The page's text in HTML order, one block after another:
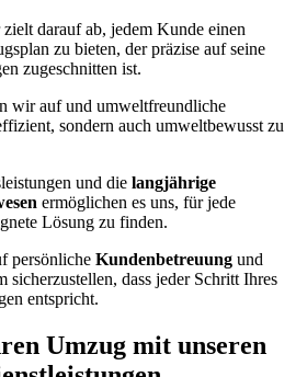
darauf ab, jedem Kunde einen
zu bieten, der präzise auf seine
zugeschnitten ist.
wir aufund umweltfreundliche
sondern auch umweltbewusst zu
und die langjährige
ermöglichen es uns, für jede
Lösung zu finden.
persönliche Kundenbetreuung und
sicherzustellen, dass jeder Schritt Ihres
entspricht.
Umzug mit unseren